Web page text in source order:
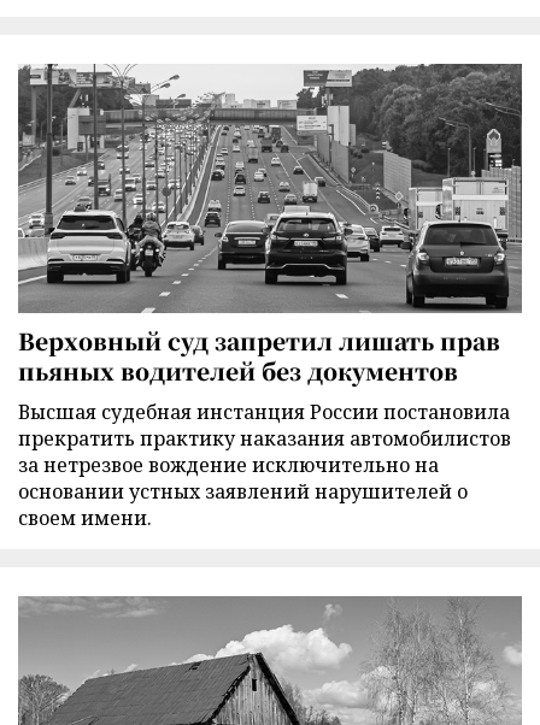
Верховный суд запретил лишать прав
пьяных водителей без документов
Высшая судебная инстанция России постановила
прекратить практику наказания автомобилистов
за нетрезвое вождение исключительно на
основании устных заявлений нарушителей о
своем имени.